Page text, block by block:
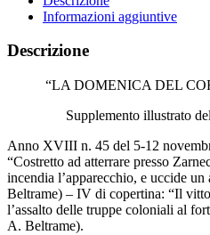
Atterraggio
fortuna
capitano
dc49
quantità
Informazioni aggiuntive
Descrizione
“LA DOMENICA DEL
Supplemento illustrato
Anno XVIII n. 45 del 5-12
“Costretto ad atterrare presso
incendia l’apparecchio, e uccide
Beltrame) – IV di copertina: “Il
l’assalto delle truppe coloniali al
A. Beltrame).